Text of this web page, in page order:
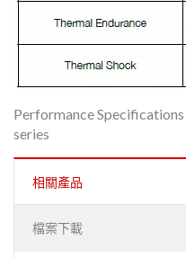
Performance
series
相關產品
檔案下載